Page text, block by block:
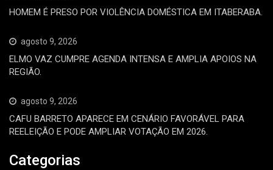
HOMEM É PRESO POR VIOLÊNCIA DOMÉSTICA EM ITABERABA.
agosto 9, 2026
ELMO VAZ CUMPRE AGENDA INTENSA E AMPLIA APOIOS NA
REGIÃO.
agosto 9, 2026
CAFU BARRETO APARECE EM CENÁRIO FAVORÁVEL PARA
REELEIÇÃO E PODE AMPLIAR VOTAÇÃO EM 2026.
Categorias